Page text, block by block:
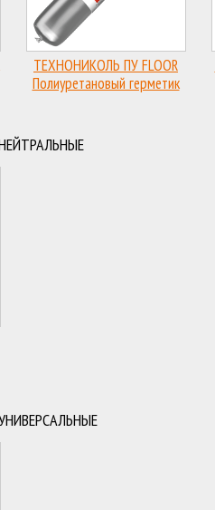
ТЕХНОНИКОЛЬ ПУ FLOOR
Полиуретановый герметик